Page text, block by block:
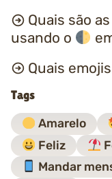
Quais são
usando o
Quais
Tags
Amarelo
Feliz
Mandar